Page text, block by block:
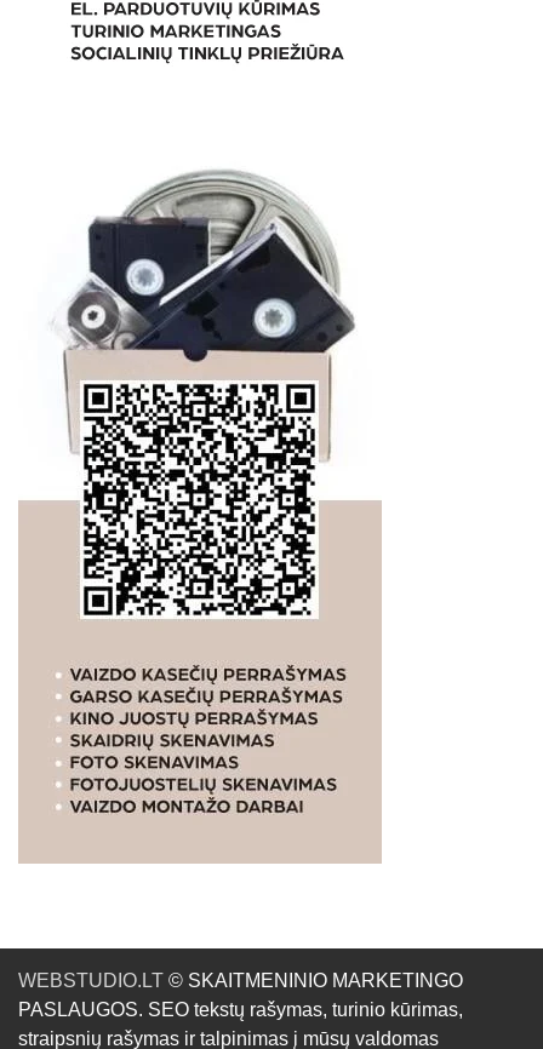
WEBSTUDIO.LT © SKAITMENINIO MARKETINGO
PASLAUGOS. SEO tekstų rašymas, turinio kūrimas,
straipsnių rašymas ir talpinimas į mūsų valdomas